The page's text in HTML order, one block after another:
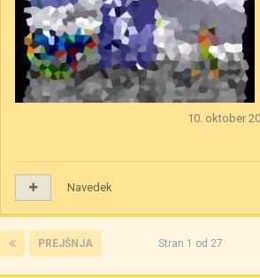
10. oktober
Navedek
PREJŠNJA Stran 1 od 27